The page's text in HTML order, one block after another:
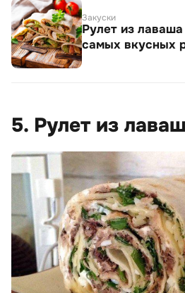
Закуски
Рулет из
самых вкусных
5. Рулет из